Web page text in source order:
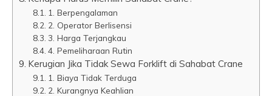
1. Berpengalaman
2. Operator Berlisensi
3. Harga Terjangkau
4. Pemeliharaan Rutin
Kerugian Jika Tidak Sewa Forklift di Sahabat Crane
1. Biaya Tidak Terduga
2. Kurangnya Keahlian